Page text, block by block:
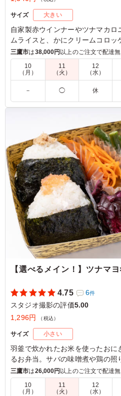
サイズ 大きい
自家製赤ウインナーやツナマカ
ムライスと、かにクリームコロ
ルチーニクリームソースが味のア
かに演出します。会議やセミナ
べんとTanTanでお試しください。
オムライス好きな人のために
は…？と調べたらきのこでした
級なレストランでいただくよう
マトクリームソースが王道で
ご利用シーン：ロケ・撮影›スタ
東京都江東区青海2026/05/11
三鷹市は38,000円以上のご注文で配達
10
（月）
11
（火）
12
（水）
－ ◯ 休
【選べるメイン！】ツナマ
4.75 6件
スタジオ撮影の評価5.00
1,296円
（税込）
サイズ 小さい
羽釜で炊かれたお米を使ったおに
るお弁当。サバの味噌煮や鶏の
理が詰まっています。玉子焼きや
会議中のひとときにぴったり。
い。
三鷹市は26,000円 以上のご注文で配達
10
（月）
11
（火）
12
（水）